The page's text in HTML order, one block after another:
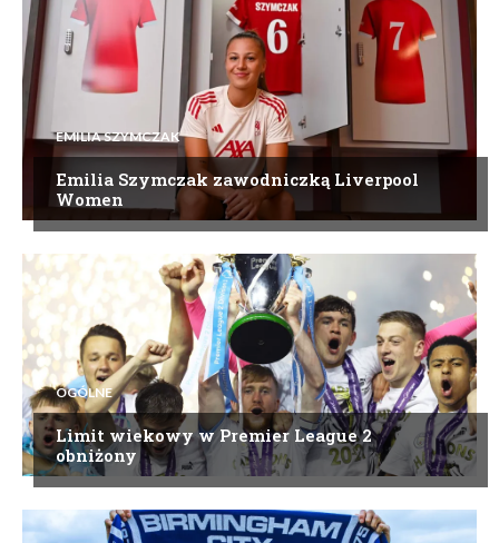
EMILIA SZYMCZAK
Emilia Szymczak zawodniczką Liverpool
Women
OGÓLNE
Limit wiekowy w Premier League 2
obniżony